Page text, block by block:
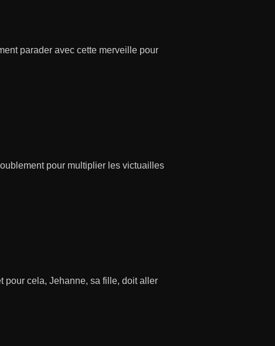
parader avec cette merveille pour
pour multiplier les victuailles
pour cela, Jehanne, sa fille, doit aller